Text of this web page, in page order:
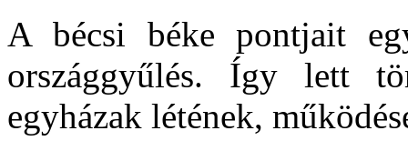
A bécsi béke pontjait
országgyűlés. Így lett
egyházak létének,